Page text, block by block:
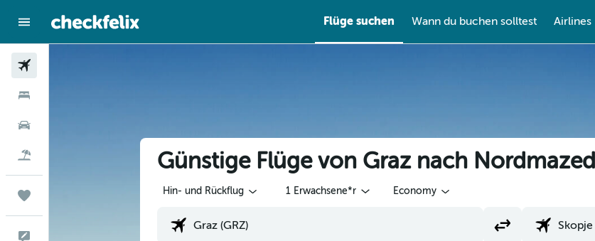
Flüge suchen Wann du buchen solltest Airlines
Günstige Flüge von Graz nach
Hin- und Rückflug 1 Erwachsene*r Economy